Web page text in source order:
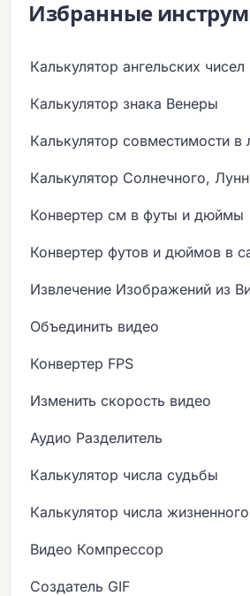
Избранные
Калькулятор ангельских чисел
Калькулятор знака Венеры
Калькулятор совместимости в
Калькулятор Солнечного,
Конвертер см в футы и дюймы
Конвертер футов и дюймов в
Извлечение Изображений из
Объединить видео
Конвертер FPS
Изменить скорость видео
Аудио Разделитель
Калькулятор числа судьбы
Калькулятор числа
Видео Компрессор
Создатель GIF